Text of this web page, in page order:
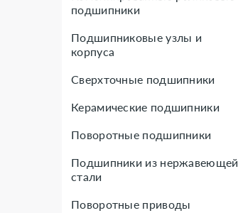
подшипники
Подшипниковые узлы и
корпуса
Сверхточные подшипники
Керамические подшипники
Поворотные подшипники
Подшипники из нержавеющей
стали
Поворотные приводы